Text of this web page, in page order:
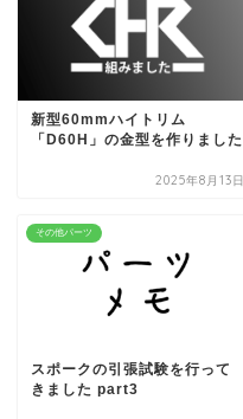
新型60mmハイトリム
「D60H」の金型を作りました
2025年8月13日
その他パーツ
スポークの引張試験を行って
きました part3